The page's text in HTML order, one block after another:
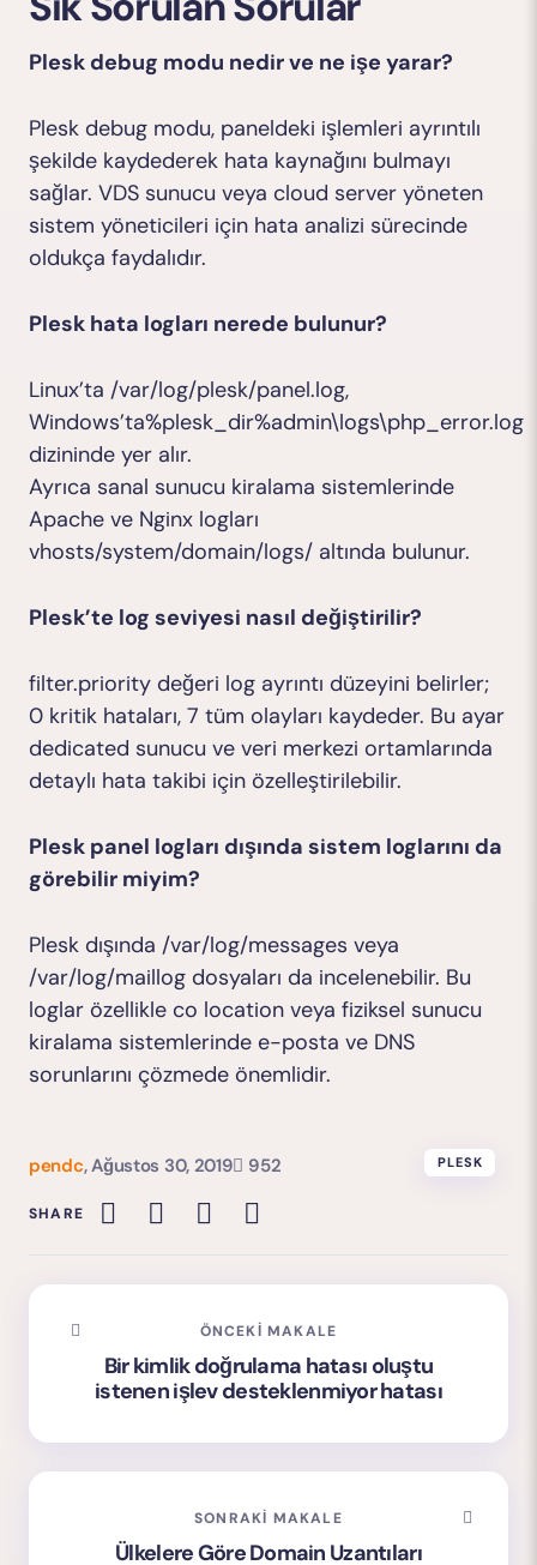
Plesk debug modu nedir ve ne işe yarar?
Plesk debug modu, paneldeki işlemleri ayrıntılı
şekilde kaydederek hata kaynağını bulmayı
sağlar. VDS sunucu veya cloud server yöneten
sistem yöneticileri için hata analizi sürecinde
oldukça faydalıdır.
Plesk hata logları nerede bulunur?
Linux’ta /var/log/plesk/panel.log,
Windows’ta%plesk_dir%admin\logs\php_error.log
dizininde yer alır.
Ayrıca sanal sunucu kiralama sistemlerinde
Apache ve Nginx logları
vhosts/system/domain/logs/ altında bulunur.
Plesk’te log seviyesi nasıl değiştirilir?
filter.priority değeri log ayrıntı düzeyini belirler;
0 kritik hataları, 7 tüm olayları kaydeder. Bu ayar
dedicated sunucu ve veri merkezi ortamlarında
detaylı hata takibi için özelleştirilebilir.
Plesk panel logları dışında sistem loglarını da
görebilir miyim?
Plesk dışında /var/log/messages veya
/var/log/maillog dosyaları da incelenebilir. Bu
loglar özellikle co location veya fiziksel sunucu
kiralama sistemlerinde e-posta ve DNS
sorunlarını çözmede önemlidir.
pendc, Ağustos 30, 2019 952 PLESK
SHARE
ÖNCEKI MAKALE
Bir kimlik doğrulama hatası oluştu
istenen işlev desteklenmiyor hatası
SONRAKI MAKALE
Ülkelere Göre Domain Uzantıları